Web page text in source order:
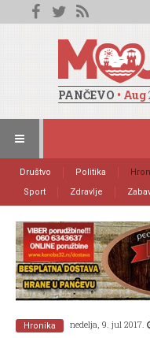
PANČEVO • Aug
Društvo Politika
Sport
Zdravlje
Hronika nedelja, 9. jul 2017.